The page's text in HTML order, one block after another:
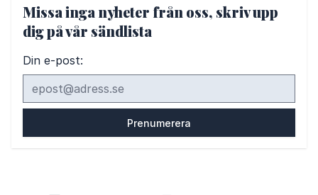
Missa inga nyheter från oss, skriv upp
dig på vår sändlista
Din e-post: